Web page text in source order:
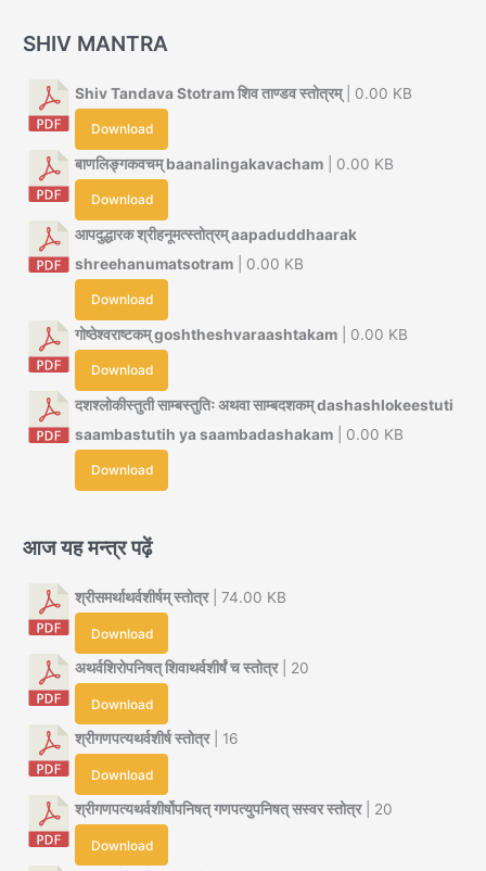
SHIV MANTRA
Shiv Tandava Stotram शिव ताण्डव स्तोत्रम्| 0.00 KB
Download
बाणलिङ्गकवचम् baanalingakavacham | 0.00 KB
Download
आपदुद्धारक श्रीहनूमत्स्तोत्रम् aapaduddhaarak
shreehanumatsotram | 0.00 KB
Download
गोष्ठेश्वराष्टकम् goshtheshvaraashtakam | 0.00 KB
Download
दशश्लोकीस्तुती साम्बस्तुतिः अथवा साम्बदशकम् dashashlokeestuti
saambastutih ya saambadashakam | 0.00 KB
Download
आज यह मन्त्र पढ़ें
श्रीसमर्थाथर्वशीर्षम् स्तोत्र| 74.00 KB
Download
अथर्वशिरोपनिषत् शिवाथर्वशीर्षं च स्तोत्र| 20
Download
श्रीगणपत्यथर्वशीर्ष स्तोत्र| 16
Download
श्रीगणपत्यथर्वशीर्षोपनिषत् गणपत्युपनिषत् सस्वर स्तोत्र| 20
Download